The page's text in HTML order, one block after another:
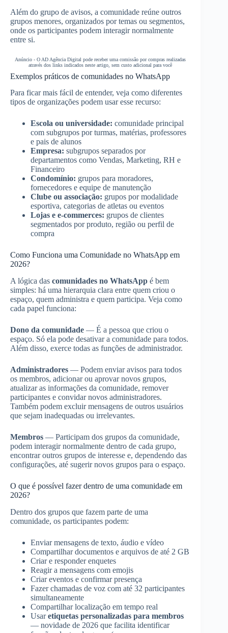
Além do grupo de avisos, a comunidade reúne outros
grupos menores, organizados por temas ou segmentos,
onde os participantes podem interagir normalmente
entre si.
Anúncio - O AD Agência Digital pode receber uma comissão por compras realizadas
através dos links indicados neste artigo, sem custo adicional para você
Exemplos práticos de comunidades no WhatsApp
Para ficar mais fácil de entender, veja como diferentes
tipos de organizações podem usar esse recurso:
Escola ou universidade: comunidade principal
com subgrupos por turmas, matérias, professores
e pais de alunos
Empresa: subgrupos separados por
departamentos como Vendas, Marketing, RH e
Financeiro
Condomínio: grupos para moradores,
fornecedores e equipe de manutenção
Clube ou associação: grupos por modalidade
esportiva, categorias de atletas ou eventos
Lojas e e-commerces: grupos de clientes
segmentados por produto, região ou perfil de
compra
Como Funciona uma Comunidade no WhatsApp em
2026?
A lógica das comunidades no WhatsApp é bem
simples: há uma hierarquia clara entre quem criou o
espaço, quem administra e quem participa. Veja como
cada papel funciona:
Dono da comunidade — É a pessoa que criou o
espaço. Só ela pode desativar a comunidade para todos.
Além disso, exerce todas as funções de administrador.
Administradores — Podem enviar avisos para todos
os membros, adicionar ou aprovar novos grupos,
atualizar as informações da comunidade, remover
participantes e convidar novos administradores.
Também podem excluir mensagens de outros usuários
que sejam inadequadas ou irrelevantes.
Membros — Participam dos grupos da comunidade,
podem interagir normalmente dentro de cada grupo,
encontrar outros grupos de interesse e, dependendo das
configurações, até sugerir novos grupos para o espaço.
O que é possível fazer dentro de uma comunidade em
2026?
Dentro dos grupos que fazem parte de uma
comunidade, os participantes podem:
Enviar mensagens de texto, áudio e vídeo
Compartilhar documentos e arquivos de até 2 GB
Criar e responder enquetes
Reagir a mensagens com emojis
Criar eventos e confirmar presença
Fazer chamadas de voz com até 32 participantes
simultaneamente
Compartilhar localização em tempo real
Usaretiquetas personalizadas para membros
— novidade de 2026 que facilita identificar